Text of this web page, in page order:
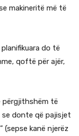
makineritë më të
do të
qoftë për ajër,
përgjithshëm të
se donte që pajisjet
(sepse kanë njerëz